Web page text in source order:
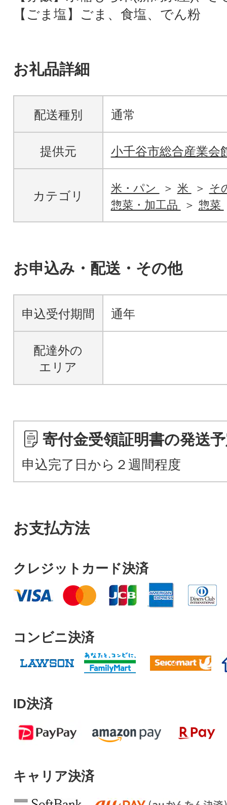
【ごま塩】ごま、食塩、でん粉
お礼品詳細
配送種別 通常
提供元 小千谷市総合産業会
カテゴリ
米・パン 米
そ
惣菜・加工品
惣菜
お申込み・配送・その他
申込受付期間 通年
配達外の
エリア
寄付金受領証明書の発送
申込完了日から２週間程度
お支払方法
クレジットカード決済
コンビニ決済
ID決済
キャリア決済